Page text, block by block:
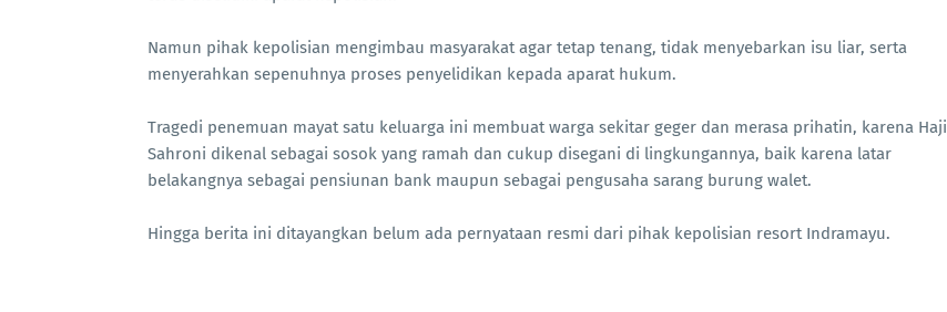
Namun pihak kepolisian mengimbau masyarakat agar tetap tenang, tidak menyebarkan isu liar, serta
menyerahkan sepenuhnya proses penyelidikan kepada aparat hukum.
Tragedi penemuan mayat satu keluarga ini membuat warga sekitar geger dan merasa prihatin, karena Haji
Sahroni dikenal sebagai sosok yang ramah dan cukup disegani di lingkungannya, baik karena latar
belakangnya sebagai pensiunan bank maupun sebagai pengusaha sarang burung walet.
Hingga berita ini ditayangkan belum ada pernyataan resmi dari pihak kepolisian resort Indramayu.